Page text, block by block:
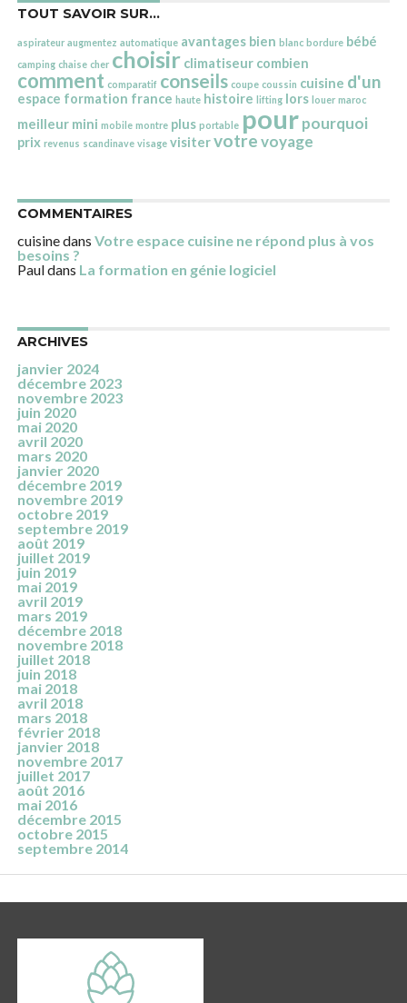
TOUT SAVOIR SUR…
aspirateur augmentez automatique avantages bien blanc bordure bébé
camping chaise cher choisir climatiseur combien
comment comparatif conseils coupe coussin cuisine d'un
espace formation france haute histoire lifting lors louer maroc
meilleur mini mobile montre plus portable pour pourquoi
prix revenus scandinave visage visitervotrevoyage
COMMENTAIRES
cuisinedans Votre espace cuisine ne répond plus à vos
besoins ?
Pauldans La formation en génie logiciel
ARCHIVES
janvier 2024
décembre 2023
novembre 2023
juin 2020
mai 2020
avril 2020
mars 2020
janvier 2020
décembre 2019
novembre 2019
octobre 2019
septembre 2019
août 2019
juillet 2019
juin 2019
mai 2019
avril 2019
mars 2019
décembre 2018
novembre 2018
juillet 2018
juin 2018
mai 2018
avril 2018
mars 2018
février 2018
janvier 2018
novembre 2017
juillet 2017
août 2016
mai 2016
décembre 2015
octobre 2015
septembre 2014